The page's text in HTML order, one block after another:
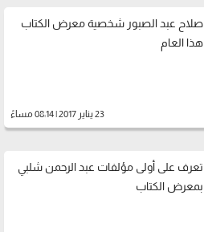
صلاح عبد الصبور شخصية معرض الكتاب
هذا العام
23 يناير 2017 | 08:14 مساءً
تعرف على أولى مؤلفات عبد الرحمن شلبي
بمعرض الكتاب